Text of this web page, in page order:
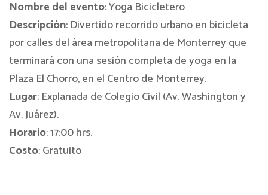
Nombre del evento: Yoga Bicicletero
Descripción: Divertido recorrido urbano en bicicleta
por calles del área metropolitana de Monterrey que
terminará con una sesión completa de yoga en la
Plaza El Chorro, en el Centro de Monterrey.
Lugar: Explanada de Colegio Civil (Av. Washington y
Av. Juárez).
Horario: 17:00 hrs.
Costo: Gratuito